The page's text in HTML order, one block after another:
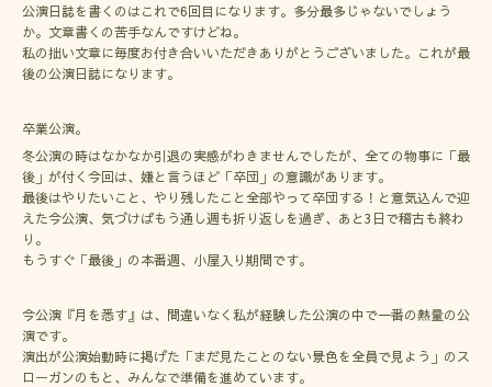
公演日誌を書くのはこれで6回目になります。多分最多じゃないでしょう
か。文章書くの苦手なんですけどね。
私の拙い文章に毎度お付き合いいただきありがとうございました。これが最
後の公演日誌になります。
卒業公演。
冬公演の時はなかなか引退の実感がわきませんでしたが、全ての物事に「最
後」が付く今回は、嫌と言うほど「卒団」の意識があります。
最後はやりたいこと、やり残したこと全部やって卒団する！と意気込んで迎
えた今公演、気づけばもう通し週も折り返しを過ぎ、あと3日で稽古も終わ
り。
もうすぐ「最後」の本番週、小屋入り期間です。
今公演『月を悉す』は、間違いなく私が経験した公演の中で一番の熱量の公
演です。
演出が公演始動時に掲げた「まだ見たことのない景色を全員で見よう」のス
ローガンのもと、みんなで準備を進めています。